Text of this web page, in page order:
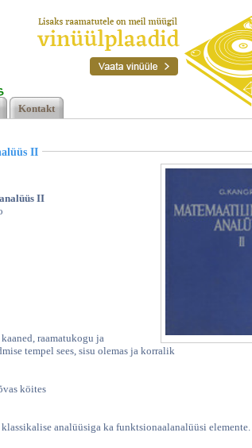
Kontakt
II
II
raamatukogu ja
tempel sees, sisu olemas ja korralik
köites
analüüsiga ka funktsionaalanalüüsi